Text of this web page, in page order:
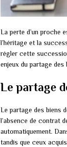
La perte d’un proche
l’héritage et la
régler cette
enjeux du partage
Le partage
Le partage des biens
l’absence de contrat
automatiquement.
tandis que ceux